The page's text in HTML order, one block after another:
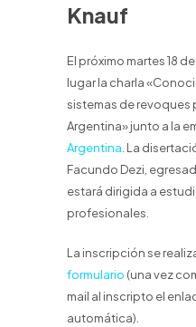
Knauf
El próximo martes 18
lugar la charla
sistemas de revoques
Argentina» junto a la
Argentina . La
Facundo Dezi,
estará dirigida a
profesionales.
La inscripción se
formulario (una vez
mail al inscripto el
automática).